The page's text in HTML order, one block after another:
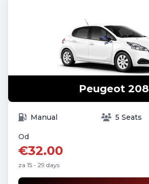
Peugeot 208
Manual 5 Seats
Od
€32.00
za 15 - 29 days